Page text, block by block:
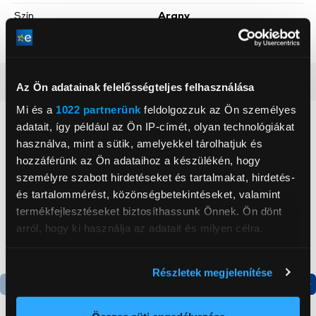
Az Ön adatainak felelősségteljes felhasználása
Mi és a 1022 partnerünk feldolgozzuk az Ön személyes
adatait, így például az Ön IP-címét, olyan technológiákat
használva, mint a sütik, amelyekkel tárolhatjuk és
hozzáférünk az Ön adataihoz a készülékén, hogy
személyre szabott hirdetéseket és tartalmakat, hirdetés-
és tartalommérést, közönségbetekintéseket, valamint
termékfejlesztéseket biztosíthassunk Önnek. Ön dönt
arról, hogy ki használja az adatait és milyen célra.
elhelyezkedéséről pár méteres pontossággal
Részletek megjelenítése
Szín
Arany
Mobiltok anyaga
Részletes ismertető
Neked ajánljuk